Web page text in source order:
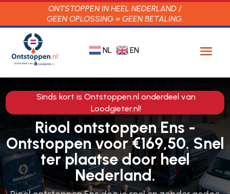
ONTSTOPPEN IN HEEL NEDERLAND /
GEEN OPLOSSING = GEEN BETALING.
NL EN
Sinds kort is Ontstoppen.nl onderdeel van
Loodgieter.nl!
Riool ontstoppen Ens -
Ontstoppen voor €169,50. Snel
ter plaatse door heel
Nederland.